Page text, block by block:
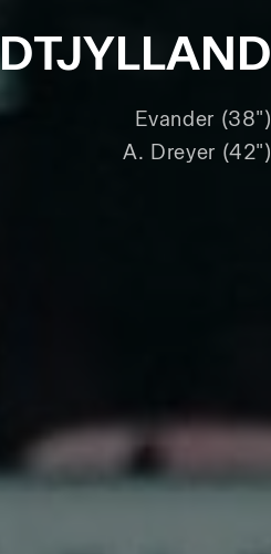
Evander (38")
A. Dreyer (42")